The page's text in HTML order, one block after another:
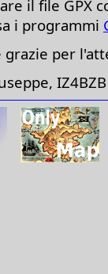
il file GPX
i programmi
per